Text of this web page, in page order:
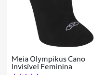
Meia Olympikus Cano
Invisível Feminina